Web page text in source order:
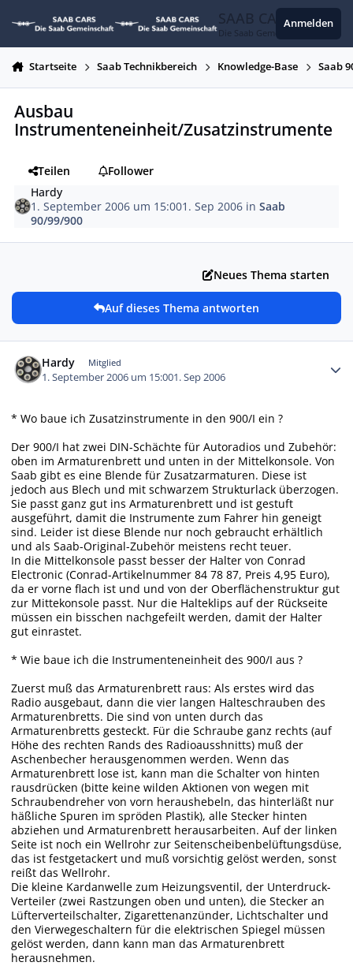
SAAB CARS
Die Saab Gemeinschaft
Anmelden
Startseite Saab Technikbereich Knowledge-Base Saab
Ausbau
Instrumenteneinheit/Zusatzinstrumente
Teilen
Follower
Hardy
1. September 2006 um 15:001. Sep 2006 inSaab
90/99/900
Neues Thema starten
Auf dieses Thema antworten
Hardy Mitglied
1. September 2006 um 15:001. Sep 2006
* Wo baue ich Zusatzinstrumente in den 900/I ein ?
Der 900/I hat zwei DIN-Schächte für Autoradios und Zubehör:
oben im Armaturenbrett und unten in der Mittelkonsole. Von
Saab gibt es eine Blende für Zusatzarmaturen. Diese ist
jedoch aus Blech und mit schwarzem Strukturlack überzogen.
Sie passt ganz gut ins Armaturenbrett und ist gestuft
ausgeführt, damit die Instrumente zum Fahrer hin geneigt
sind. Leider ist diese Blende nur noch gebraucht erhältlich
und als Saab-Original-Zubehör meistens recht teuer.
In die Mittelkonsole passt besser der Halter von Conrad
Electronic (Conrad-Artikelnummer 84 78 87, Preis 4,95 Euro),
da er vorne flach ist und und von der Oberflächenstruktur gut
zur Mittekonsole passt. Nur die Halteklips auf der Rückseite
müssen ein bisschen nachgefeilt werden, damit der Halter
gut einrastet.
* Wie baue ich die Instrumenteneinheit des 900/I aus ?
Zuerst muß das Armaturenbrett raus: Als erstes wird das
Radio ausgebaut, dann die vier langen Halteschrauben des
Armaturenbretts. Die sind von unten durch das
Armaturenbretts gesteckt. Für die Schraube ganz rechts (auf
Höhe des rechten Rands des Radioausshnitts) muß der
Aschenbecher herausgenommen werden. Wenn das
Armaturenbrett lose ist, kann man die Schalter von hinten
rausdrücken (bitte keine wilden Aktionen von wegen mit
Schraubendreher von vorn heraushebeln, das hinterläßt nur
häßliche Spuren im spröden Plastik), alle Stecker hinten
abziehen und Armaturenbrett herausarbeiten. Auf der linken
Seite ist noch ein Wellrohr zur Seitenscheibenbelüftungsdüse,
das ist festgetackert und muß vorsichtig gelöst werden, sonst
reißt das Wellrohr.
Die kleine Kardanwelle zum Heizungsventil, der Unterdruck-
Verteiler (zwei Rastzungen oben und unten), die Stecker an
Lüfterverteilschalter, Zigarettenanzünder, Lichtschalter und
den Vierwegeschaltern für die elektrischen Spiegel müssen
gelöst werden, dann kann man das Armaturenbrett
herausnehmen.